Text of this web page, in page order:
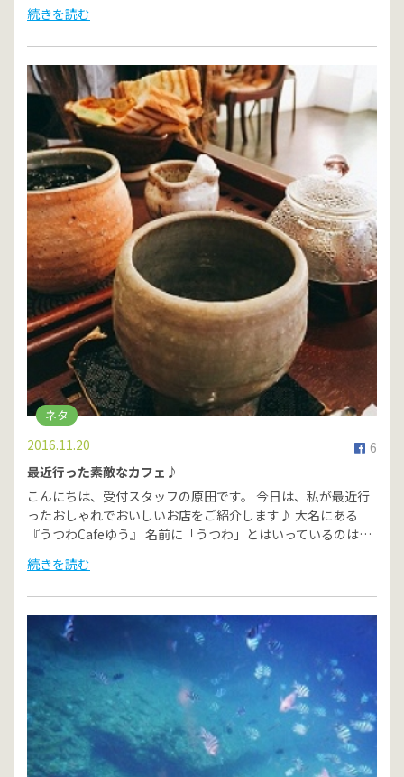
続きを読む
ネタ
6
2016.11.20
最近行った素敵なカフェ♪
こんにちは、受付スタッフの原田です。 今日は、私が最近行
ったおしゃれでおいしいお店をご紹介します♪ 大名にある
『うつわCafeゆう』 名前に「うつわ」とはいっているのは…
続きを読む